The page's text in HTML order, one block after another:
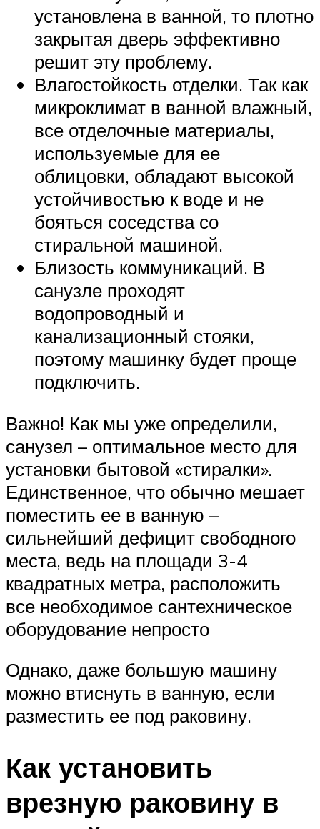
установлена в ванной, то плотно
закрытая дверь эффективно
решит эту проблему.
Влагостойкость отделки. Так как
микроклимат в ванной влажный,
все отделочные материалы,
используемые для ее
облицовки, обладают высокой
устойчивостью к воде и не
бояться соседства со
стиральной машиной.
Близость коммуникаций. В
санузле проходят
водопроводный и
канализационный стояки,
поэтому машинку будет проще
подключить.
Важно! Как мы уже определили,
санузел – оптимальное место для
установки бытовой «стиралки».
Единственное, что обычно мешает
поместить ее в ванную –
сильнейший дефицит свободного
места, ведь на площади 3-4
квадратных метра, расположить
все необходимое сантехническое
оборудование непросто
Однако, даже большую машину
можно втиснуть в ванную, если
разместить ее под раковину.
Как установить
врезную раковину в